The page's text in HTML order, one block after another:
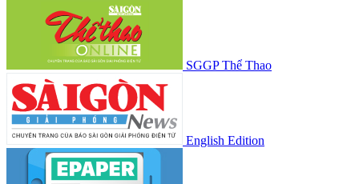
SGGP Thể Thao
English Edition